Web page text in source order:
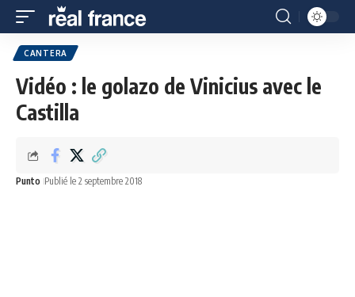
CANTERA
Vidéo : le golazo de Vinicius avec le
Castilla
Punto Publié le 2 septembre 2018